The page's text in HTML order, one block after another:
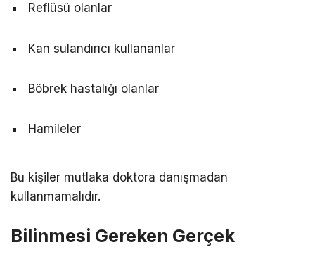
Reflüsü olanlar
Kan sulandırıcı kullananlar
Böbrek hastalığı olanlar
Hamileler
Bu kişiler mutlaka doktora danışmadan
kullanmamalıdır.
Bilinmesi Gereken Gerçek